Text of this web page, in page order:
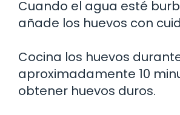
Cuando el agua esté
añade los huevos con
Cocina los huevos
aproximadamente 10
obtener huevos duros.